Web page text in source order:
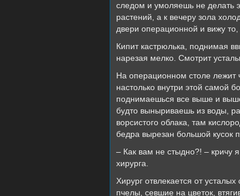
следом и умоляешь не делать
растений, а к вечеру зола
двери операционной и вижу то,
Кипит кастрюлька, поднимая
нарезая мелко. Смотрит
На операционном столе лежит
настолько внутри этой самой
поднимаешься все выше и
будто выныриваешь из воды,
ворсистого облака, там
бедра вырезан большой кусок
– Как вам не стыдно?! – кричу
хирурга.
Хирург отвлекается от
пчелы, севшие на цветок,